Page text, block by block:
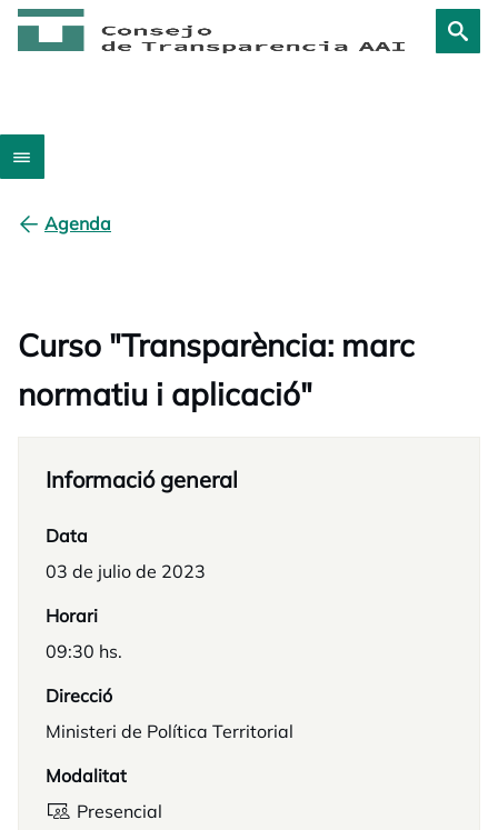
Agenda
Curso "Transparència: marc
normatiu i aplicació"
Informació general
Data
03 de julio de 2023
Horari
09:30 hs.
Direcció
Ministeri de Política Territorial
Modalitat
Presencial